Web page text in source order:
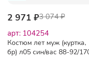
2 971 ₽3 074 ₽
арт: 104254
Костюм лет муж (куртка,
бр) л05 син/вас 88-92/